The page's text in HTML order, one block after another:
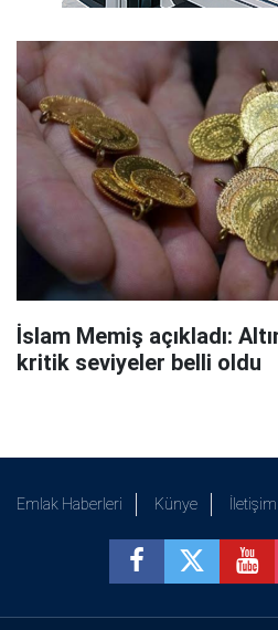
İslam Memiş açıkladı:
kritik seviyeler belli oldu
Emlak Haberleri Künye İletişim